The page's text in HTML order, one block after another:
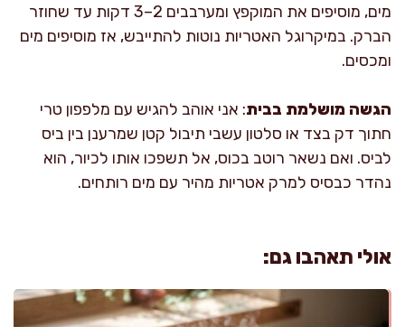
מים, מוסיפים את המוקפץ ומערבבים 2–3 דקות עד שחוזר
הברק. במיקרוגל האטריות נוטות להתייבש, אז מוסיפים מים
ומכסים.
הגשה מושלמת בבית: אני אוהב להגיש עם מלפפון טרי
חתוך דק בצד או סלטון עשבי תיבול קטן שמרענן בין ביס
לביס. ואם נשאר רוטב בכוס, אל תשפכו אותו לכיור, הוא
נהדר כבסיס למרק אטריות מהיר עם מים רותחים.
אולי תאהבו גם: